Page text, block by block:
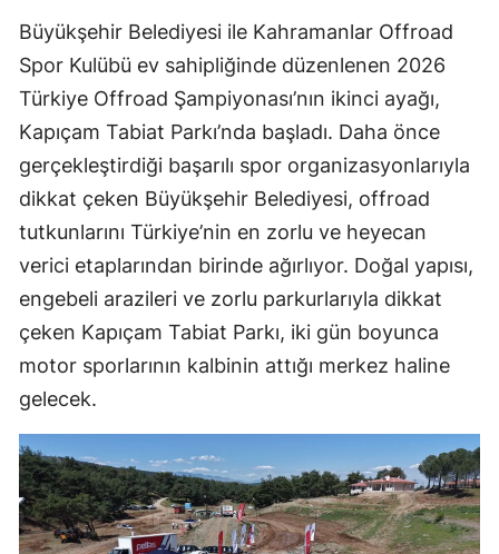
Büyükşehir Belediyesi ile Kahramanlar Offroad
Spor Kulübü ev sahipliğinde düzenlenen 2026
Türkiye Offroad Şampiyonası’nın ikinci ayağı,
Kapıçam Tabiat Parkı’nda başladı. Daha önce
gerçekleştirdiği başarılı spor organizasyonlarıyla
dikkat çeken Büyükşehir Belediyesi, offroad
tutkunlarını Türkiye’nin en zorlu ve heyecan
verici etaplarından birinde ağırlıyor. Doğal yapısı,
engebeli arazileri ve zorlu parkurlarıyla dikkat
çeken Kapıçam Tabiat Parkı, iki gün boyunca
motor sporlarının kalbinin attığı merkez haline
gelecek.